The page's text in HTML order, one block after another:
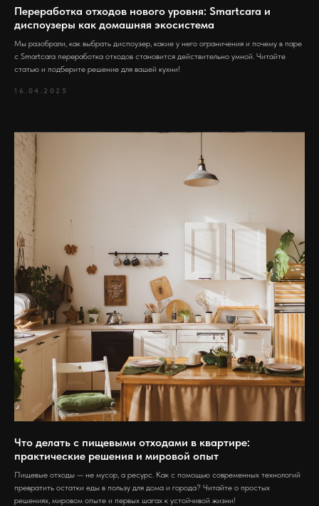
Переработка отходов нового уровня: Smartcara и
диспоузеры как домашняя экосистема
Мы разобрали, как выбрать диспоузер, какие у него ограничения и почему в паре
с Smartcara переработка отходов становится действительно умной. Читайте
статью и подберите решение для вашей кухни!
16.04.2025
Что делать с пищевыми отходами в квартире:
практические решения и мировой опыт
Пищевые отходы — не мусор, а ресурс. Как с помощью современных технологий
превратить остатки еды в пользу для дома и города? Читайте о простых
решениях, мировом опыте и первых шагах к устойчивой жизни!